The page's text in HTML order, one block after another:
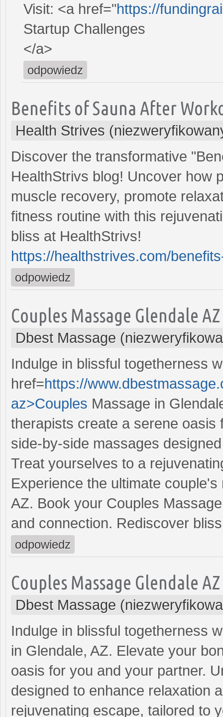
Visit: <a href="https://
Startup Challenges
</a>
odpowiedz
Benefits of Sauna After
Health Strives
Discover the transformative
HealthStrivs blog! Uncover how
muscle recovery, promote
fitness routine with this
bliss at HealthStrivs!
https://healthstrives.com/
odpowiedz
Couples Massage Glendale AZ
Dbest Massage
Indulge in blissful togetherness
href=https://
az>Couples Massage in
therapists create a serene oasis
side-by-side massages
Treat yourselves to a
Experience the ultimate
AZ. Book your Couples
and connection. Rediscover
odpowiedz
Couples Massage Glendale AZ
Dbest Massage
Indulge in blissful togetherness
in Glendale, AZ. Elevate your
oasis for you and your partner.
designed to enhance relaxation
rejuvenating escape, tailored to